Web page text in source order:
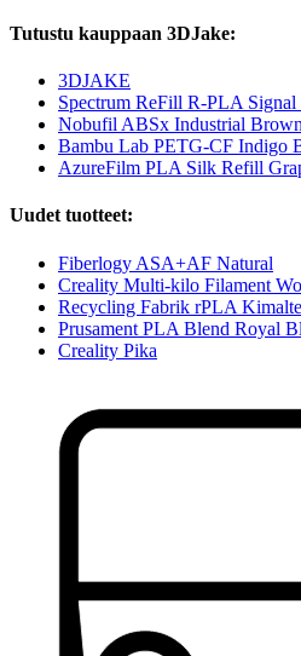
Tutustu kauppaan 3DJake:
3DJAKE
Spectrum ReFill R-PLA Signal
Nobufil ABSx Industrial Brown
Bambu Lab PETG-CF Indigo
AzureFilm PLA Silk Refill
Uudet tuotteet:
Fiberlogy ASA+AF Natural
Creality Multi-kilo Filament
Recycling Fabrik rPLA
Prusament PLA Blend Royal
Creality Pika